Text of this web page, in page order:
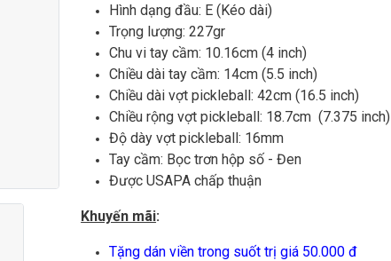
Hình dạng đầu: E (Kéo dài)
Trọng lượng: 227gr
Chu vi tay cầm: 10.16cm (4 inch)
Chiều dài tay cầm: 14cm (5.5 inch)
Chiều dài vợt pickleball: 42cm (16.5 inch)
Chiều rộng vợt pickleball: 18.7cm (7.375 inch)
Độ dày vợt pickleball: 16mm
Tay cầm: Bọc trơn hộp số - Đen
Được USAPA chấp thuận
Khuyến mãi:
Tặng dán viền trong suốt trị giá 50.000 đ